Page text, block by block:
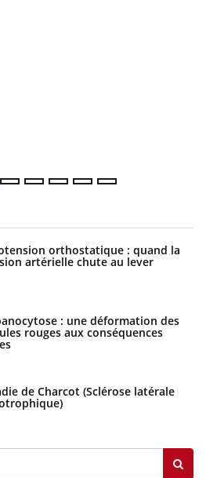
orthostatique : quand la
artérielle chute au lever
: une déformation des
rouges aux conséquences
de Charcot (Sclérose latérale